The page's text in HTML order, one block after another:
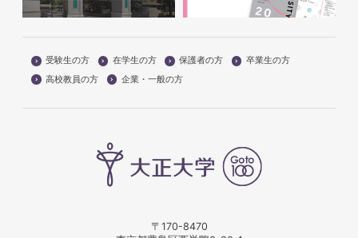
受験生の方 在学生の方 保護者の方
卒業生の方
高校教員の方
企業・一般の方
〒170-8470